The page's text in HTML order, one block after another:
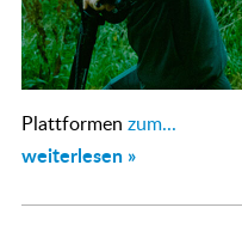
Plattformen zum...
weiterlesen »